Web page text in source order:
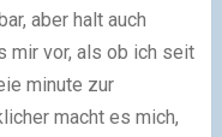
aber halt auch
mir vor, als ob ich seit
minute zur
macht es mich,